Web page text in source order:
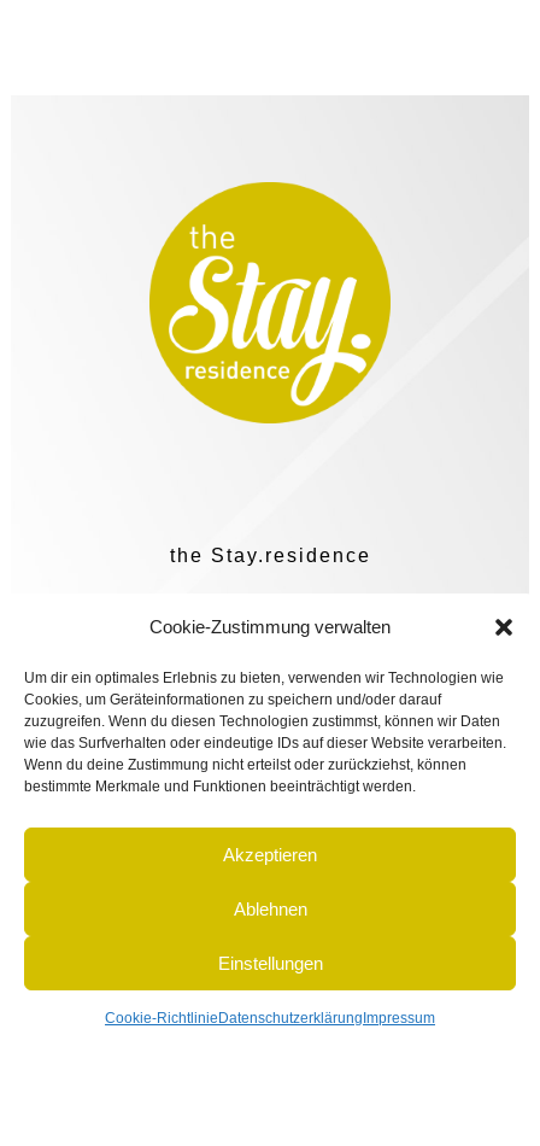
Cookie-Zustimmung verwalten
Um dir ein optimales Erlebnis zu bieten, verwenden wir Technologien wie
Cookies, um Geräteinformationen zu speichern und/oder darauf
zuzugreifen. Wenn du diesen Technologien zustimmst, können wir Daten
wie das Surfverhalten oder eindeutige IDs auf dieser Website verarbeiten.
Wenn du deine Zustimmung nicht erteilst oder zurückziehst, können
bestimmte Merkmale und Funktionen beeinträchtigt werden.
Akzeptieren
Ablehnen
Einstellungen
Cookie-Richtlinie Datenschutzerklärung Impressum
the Stay.residence
82152 Martinsried
Telefon: +49 89 89745480
Fax: +49 89 897454817
Internet: www.thestayresidence.de